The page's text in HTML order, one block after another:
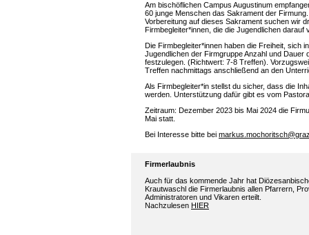
Am bischöflichen Campus Augustinum
60 junge Menschen das Sakrament der Firmung.
Vorbereitung auf dieses Sakrament suchen wir
Firmbegleiter*innen, die die Jugendlichen darauf
Die Firmbegleiter*innen haben die Freiheit, sich
Jugendlichen der Firmgruppe Anzahl und Dauer
festzulegen. (Richtwert: 7-8 Treffen).
Treffen nachmittags anschließend an den
Als Firmbegleiter*in stellst du sicher, dass die
werden. Unterstützung dafür gibt es vom
Zeitraum: Dezember 2023 bis Mai 2024 die
Mai statt.
Bei Interesse bitte bei
Firmerlaubnis
Auch für das kommende Jahr hat
Krautwaschl die Firmerlaubnis allen Pfarrern,
Administratoren und Vikaren erteilt.
Nachzulesen HIER